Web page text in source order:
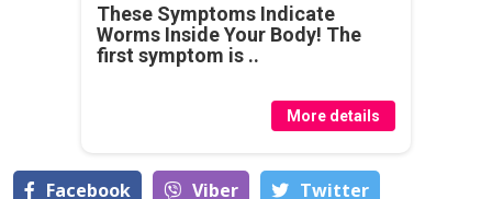
These Symptoms Indicate
Worms Inside Your Body! The
first symptom is ..
More details
Facebook Viber Тwitter